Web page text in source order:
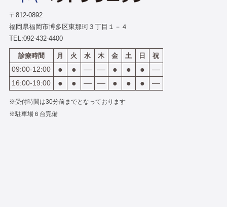
〒812-0892
福岡県福岡市博多区東那珂３丁目１－４
TEL:092-432-4400
診療時間 月 火 水 木 金 土 日 祝
09:00-12:00 ● ● ― ― ● ● ● ―
16:00-19:00 ● ● ― ― ● ● ● ―
※受付時間は30分前までとなっております
※駐車場６台完備